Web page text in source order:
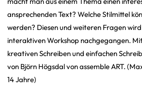
ansprechenden Text? Welche Stilmittel
werden? Diesen und weiteren Fragen
interaktiven Workshop nachgegangen.
kreativen Schreiben und einfachen
von Björn Högsdal von assemble ART.
14 Jahre)